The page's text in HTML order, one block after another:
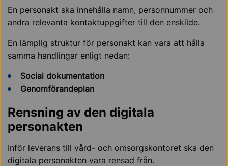
En personakt ska innehålla namn, personnummer och
andra relevanta kontaktuppgifter till den enskilde.
En lämplig struktur för personakt kan vara att hålla
samma handlingar enligt nedan:
Social dokumentation
Genomförandeplan
Rensning av den digitala
personakten
Inför leverans till vård- och omsorgskontoret ska den
digitala personakten vara rensad från.